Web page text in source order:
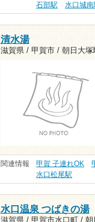
石部駅
水口城南
清水湯
滋賀県 / 甲賀市 / 朝日大塚
関連情報 甲賀 子連れOK
水口松尾駅
水口温泉 つばきの湯
滋賀県 / 甲賀市水口町 / 朝